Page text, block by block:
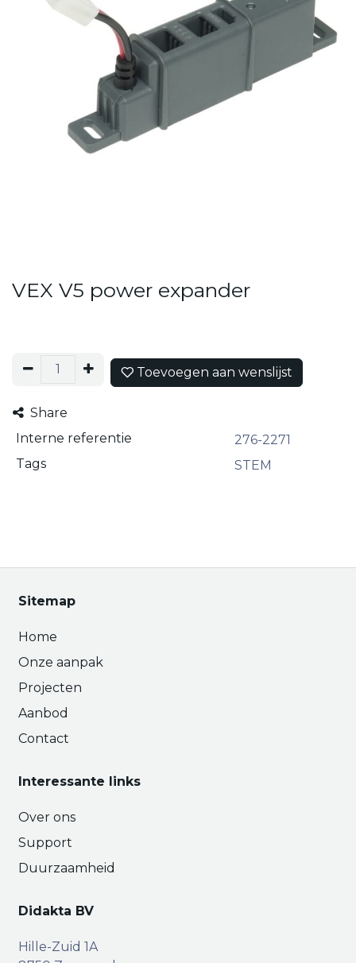
VEX V5 power expander
Toevoegen aan wenslijst
Share
Interne referentie
276-2271
Tags
STEM
Sitemap
Home
Onze aanpak
Projecten
Aanbod
Contact
Interessante links
Over ons
Support
Duurzaamheid
Didakta BV
Hille-Zuid 1A